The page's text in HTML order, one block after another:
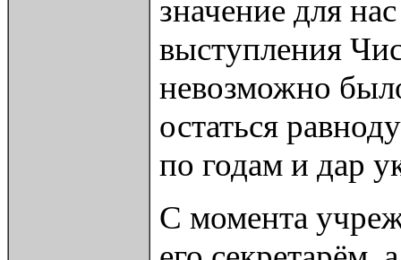
значение для
выступления
невозможно
остаться
по годам и дар
С момента